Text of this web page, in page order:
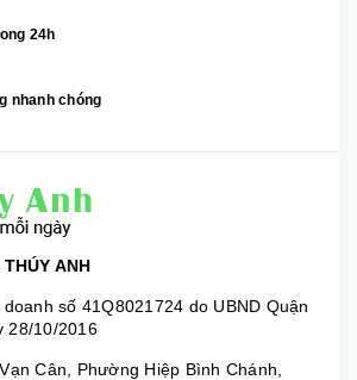
24h
nhanh chóng
ANH
số 41Q8021724 do UBND Quận
28/10/2016
Cân, Phường Hiệp Bình Chánh,